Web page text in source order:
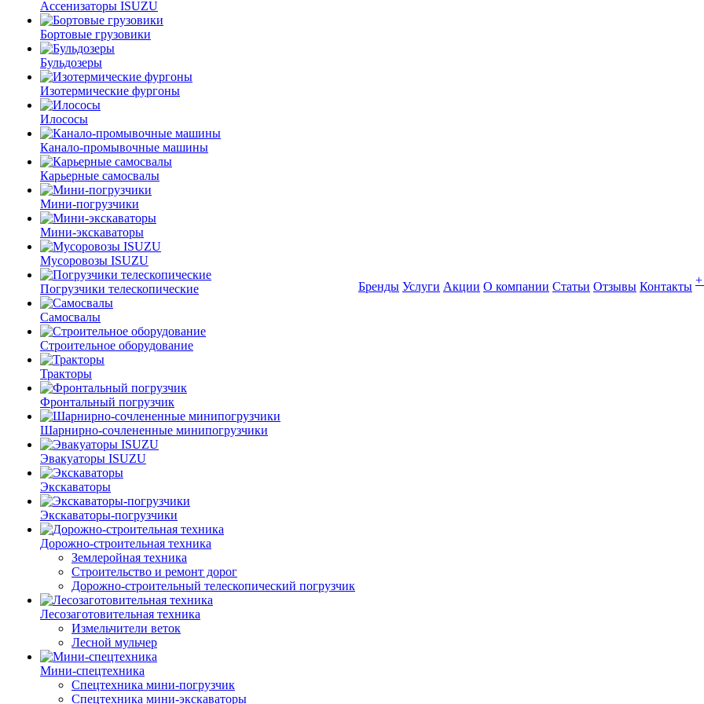
Ассенизаторы ISUZU
Бортовые грузовики
Бульдозеры
Изотермические фургоны
Илососы
Канало-промывочные машины
Карьерные самосвалы
Мини-погрузчики
Мини-экскаваторы
Мусоровозы ISUZU
Погрузчики телескопические
Самосвалы
Строительное оборудование
Тракторы
Фронтальный погрузчик
Шарнирно-сочлененные минипогрузчики
Эвакуаторы ISUZU
Экскаваторы
Экскаваторы-погрузчики
Дорожно-строительная техника
Землеройная техника
Строительство и ремонт дорог
Дорожно-строительный телескопический погрузчик
Лесозаготовительная техника
Измельчители веток
Лесной мульчер
Мини-спецтехника
Спецтехника мини-погрузчик
Спецтехника мини-экскаваторы
Бренды Услуги Акции О компании Статьи Отзывы Контакты